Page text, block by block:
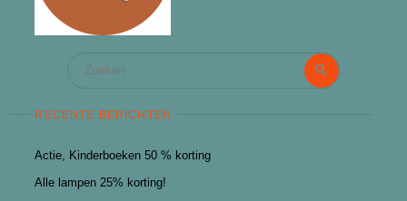
Zoeken
RECENTE BERICHTEN
Actie, Kinderboeken 50 % korting
Alle lampen 25% korting!